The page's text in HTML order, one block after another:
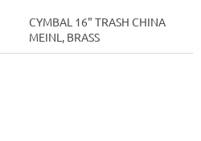
CYMBAL 16" TRASH CHINA
MEINL, BRASS